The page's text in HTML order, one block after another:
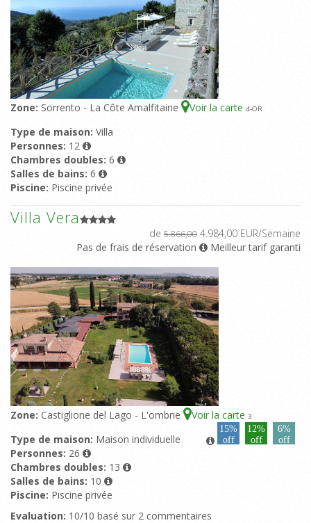
Zone: Sorrento - La Côte Amalfitaine Voir la carte 4-OR
Type de maison: Villa
Personnes: 12
Chambres doubles: 6
Salles de bains: 6
Piscine: Piscine privée
Villa Vera
de 5.866,00 4.984,00 EUR/Semaine
Pas de frais de réservation
Meilleur tarif garanti
Zone: Castiglione del Lago - L'ombrie Voir la carte 3
15%
off
12%
off
6%
off
Type de maison: Maison individuelle
Personnes: 26
Chambres doubles: 13
Salles de bains: 10
Piscine: Piscine privée
Evaluation: 10/10 basé sur 2 commentaires